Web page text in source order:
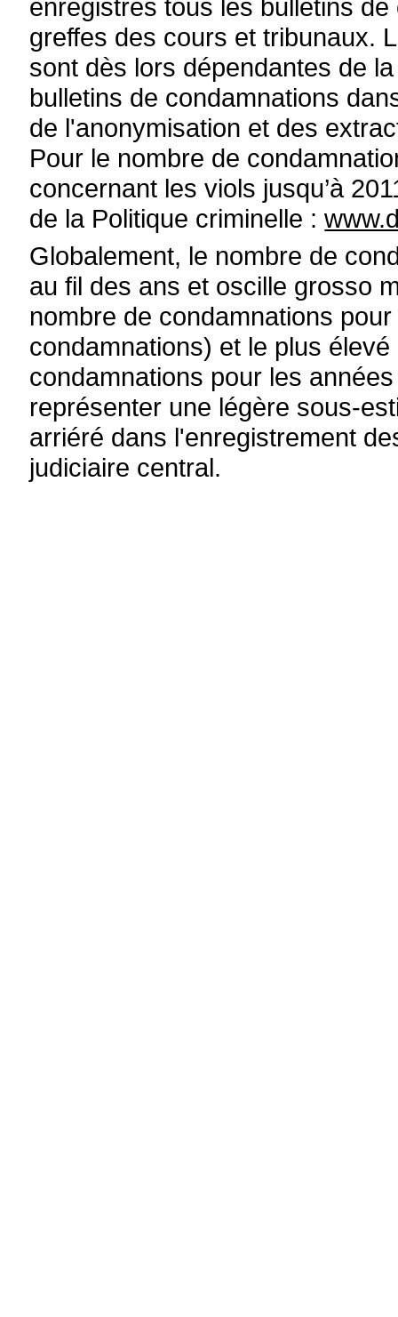
enregistrés tous les bulletins
greffes des cours et tribunaux.
sont dès lors dépendantes de
bulletins de condamnations
de l'anonymisation et des
Pour le nombre de
concernant les viols jusqu’à
de la Politique criminelle :
Globalement, le nombre de
au fil des ans et oscille grosso
nombre de condamnations
condamnations) et le plus
condamnations pour les
représenter une légère sous-
arriéré dans l'enregistrement
judiciaire central.